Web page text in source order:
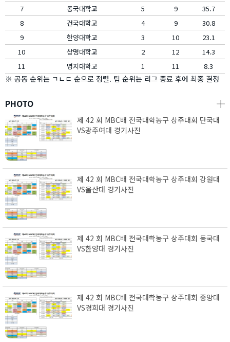
7
동국대학교 5 9
35.7
8
건국대학교 4 9
30.8
9
한양대학교 3 10
23.1
10
상명대학교 2 12
14.3
11
명지대학교 1 11 8.3
※ 공동 순위는 ㄱㄴㄷ 순으로 정렬. 팀 순위는 리그 종료 후에 최종 결정
PHOTO ┼
제 42 회 MBC배 전국대학농구 상주대회 단국대
VS광주여대 경기사진
제 42 회 MBC배 전국대학농구 상주대회 강원대
VS울산대 경기사진
제 42 회 MBC배 전국대학농구 상주대회 동국대
VS한양대 경기사진
제 42 회 MBC배 전국대학농구 상주대회 중앙대
VS경희대 경기사진